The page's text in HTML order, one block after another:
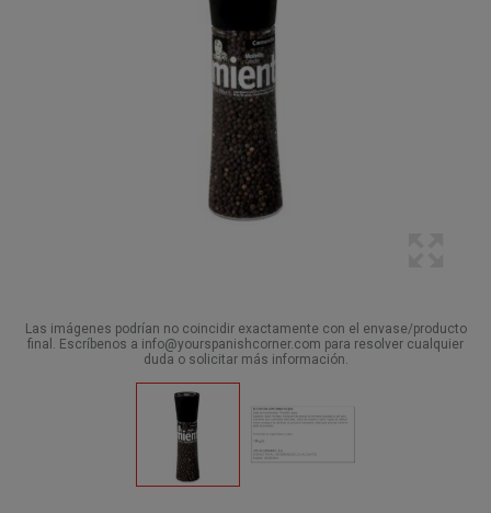
Las imágenes podrían no coincidir exactamente con el envase/producto
final. Escríbenos a info@yourspanishcorner.com para resolver cualquier
duda o solicitar más información.